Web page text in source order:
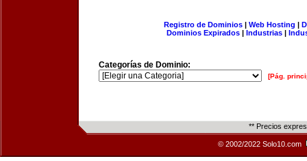
Registro de Dominios| Web Hosting |
Dominios Expirados | Industrias |
Categorías de Dominio:
[Pág.
** Precios
© 2002/2022 Solo10.com